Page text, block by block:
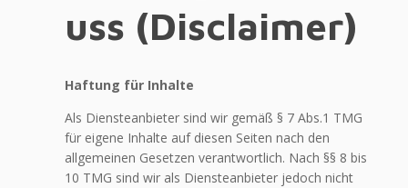
uss (Disclaimer)
Haftung für Inhalte
Als Diensteanbieter sind wir gemäß § 7 Abs.1 TMG
für eigene Inhalte auf diesen Seiten nach den
allgemeinen Gesetzen verantwortlich. Nach §§ 8 bis
10 TMG sind wir als Diensteanbieter jedoch nicht